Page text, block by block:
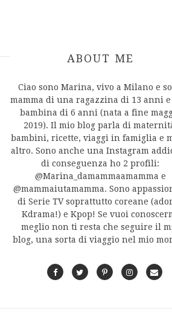
ABOUT AUTHOR
ABOUT ME
Ciao sono Marina, vivo a Milano e
mamma di una ragazzina di 13 anni
bambina di 6 anni (nata a fine
2019). Il mio blog parla di
bambini, ricette, viaggi in famiglia e
altro. Sono anche una Instagram
di conseguenza ho 2 profili:
@Marina_damammaamamma e
@mammaiutamamma. Sono
di Serie TV soprattutto coreane
Kdrama!) e Kpop! Se vuoi
meglio non ti resta che seguire il
blog, una sorta di viaggio nel mio
F
T
P
I
C